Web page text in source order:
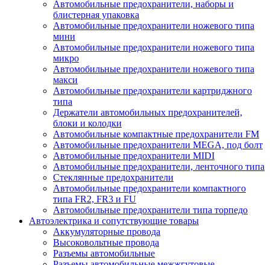
Автомобильные предохранители, наборы и
блистерная упаковка
Автомобильные предохранители ножевого типа
мини
Автомобильные предохранители ножевого типа
микро
Автомобильные предохранители ножевого типа
макси
Автомобильные предохранители картриджного
типа
Держатели автомобильных предохранителей,
блоки и колодки
Автомобильные компактные предохранители FM
Автомобильные предохранители MEGA, под болт
Автомобильные предохранители MIDI
Автомобильные предохранители, ленточного типа
Стеклянные предохранители
Автомобильные предохранители компактного
типа FR2, FR3 и FU
Автомобильные предохранители типа торпедо
Автоэлектрика и сопутствующие товары
Аккумуляторные провода
Высоковольтные провода
Разъемы автомобильные